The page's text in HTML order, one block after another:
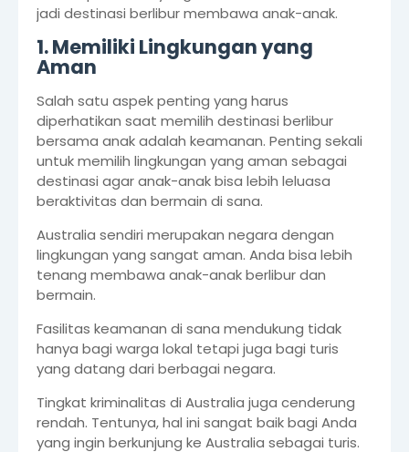
jadi destinasi berlibur membawa anak-anak.
1. Memiliki Lingkungan yang
Aman
Salah satu aspek penting yang harus
diperhatikan saat memilih destinasi berlibur
bersama anak adalah keamanan. Penting sekali
untuk memilih lingkungan yang aman sebagai
destinasi agar anak-anak bisa lebih leluasa
beraktivitas dan bermain di sana.
Australia sendiri merupakan negara dengan
lingkungan yang sangat aman. Anda bisa lebih
tenang membawa anak-anak berlibur dan
bermain.
Fasilitas keamanan di sana mendukung tidak
hanya bagi warga lokal tetapi juga bagi turis
yang datang dari berbagai negara.
Tingkat kriminalitas di Australia juga cenderung
rendah. Tentunya, hal ini sangat baik bagi Anda
yang ingin berkunjung ke Australia sebagai turis.